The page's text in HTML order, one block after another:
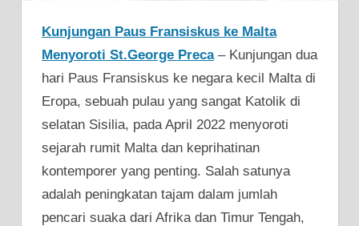
Kunjungan Paus Fransiskus ke Malta
Menyoroti St.George Preca– Kunjungan dua
hari Paus Fransiskus ke negara kecil Malta di
Eropa, sebuah pulau yang sangat Katolik di
selatan Sisilia, pada April 2022 menyoroti
sejarah rumit Malta dan keprihatinan
kontemporer yang penting. Salah satunya
adalah peningkatan tajam dalam jumlah
pencari suaka dari Afrika dan Timur Tengah,